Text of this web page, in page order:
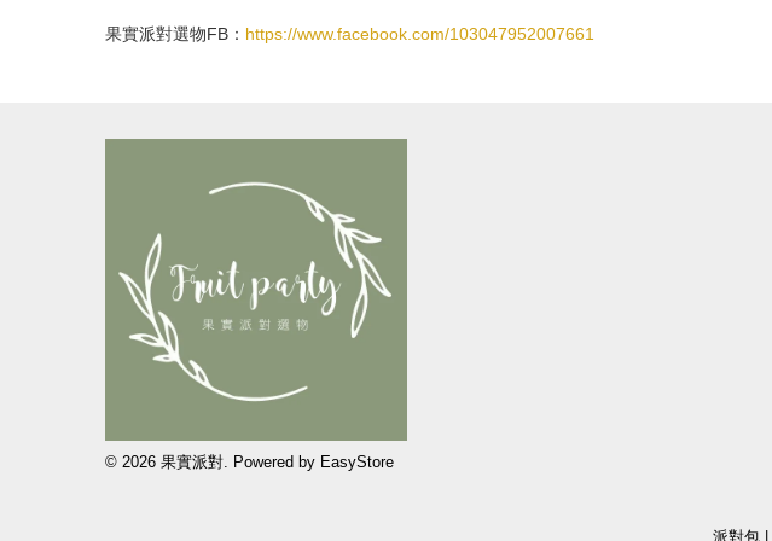
果實派對選物FB： https://www.facebook.com/103047952007661
© 2026 果實派對. Powered by EasyStore
派對包|